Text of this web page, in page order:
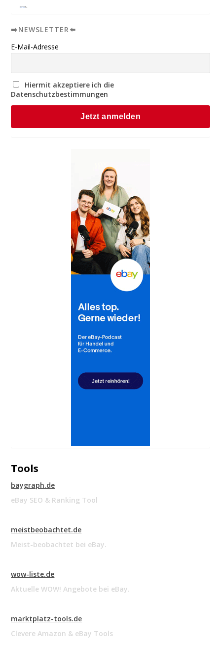
➡️NEWSLETTER⬅️
E-Mail-Adresse
Hiermit akzeptiere ich die
Datenschutzbestimmungen
Tools
baygraph.de
eBay SEO & Ranking Tool
meistbeobachtet.de
Meist-beobachtet bei eBay.
wow-liste.de
Aktuelle WOW! Angebote bei eBay.
marktplatz-tools.de
Clevere Amazon & eBay Tools